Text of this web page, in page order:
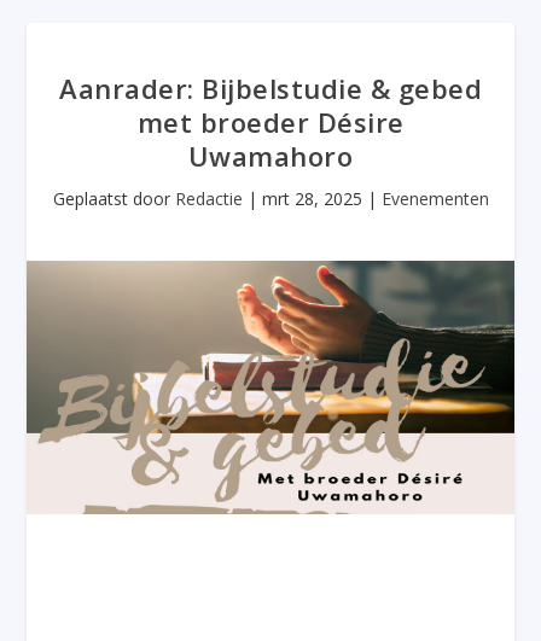
Aanrader: Bijbelstudie & gebed
met broeder Désire
Uwamahoro
Geplaatst door Redactie | mrt 28, 2025 | Evenementen